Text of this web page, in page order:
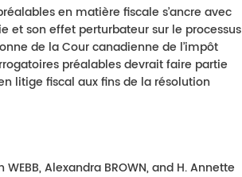
en matière fiscale s’ancre avec
et son effet perturbateur sur le processus
de la Cour canadienne de l’impôt
préalables devrait faire partie
litige fiscal aux fins de la résolution
WEBB, Alexandra BROWN, and H. Annette